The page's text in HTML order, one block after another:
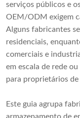
serviços públicos e
OEM/ODM exigem
Alguns fabricantes
residenciais,
comerciais e
em escala de rede
para proprietários de
Este guia agrupa